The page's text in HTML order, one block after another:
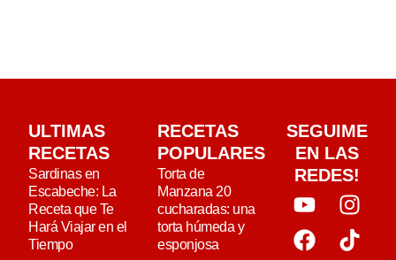
ULTIMAS
RECETAS
Sardinas en
Escabeche: La
Receta que Te
Hará Viajar en el
Tiempo
RECETAS
POPULARES
Torta de
Manzana 20
cucharadas: una
torta húmeda y
esponjosa
SEGUIME
EN LAS
REDES!